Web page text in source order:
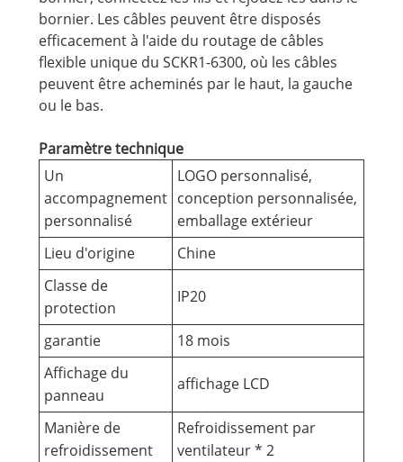
bornier. Les câbles peuvent être disposés
efficacement à l'aide du routage de câbles
flexible unique du SCKR1-6300, où les câbles
peuvent être acheminés par le haut, la gauche
ou le bas.
Paramètre technique
Un
accompagnement
personnalisé
LOGO personnalisé,
conception personnalisée,
emballage extérieur
Lieu d'origine
Chine
Classe de
protection
IP20
garantie
18 mois
Affichage du
panneau
affichage LCD
Manière de
refroidissement
Refroidissement par
ventilateur * 2